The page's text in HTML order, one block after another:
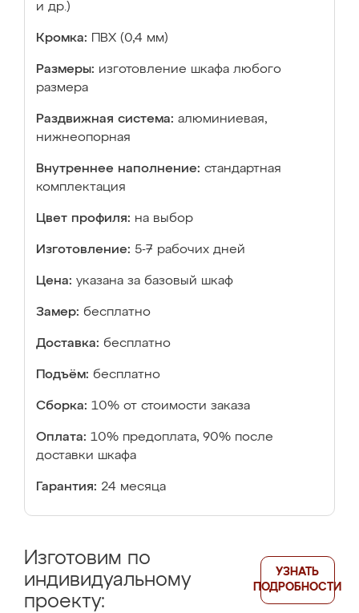
и др.)
Кромка: ПВХ (0,4 мм)
Размеры: изготовление шкафа любого
размера
Раздвижная система: алюминиевая,
нижнеопорная
Внутреннее наполнение: стандартная
комплектация
Цвет профиля: на выбор
Изготовление: 5-7 рабочих дней
Цена: указана за базовый шкаф
Замер: бесплатно
Доставка: бесплатно
Подъём: бесплатно
Сборка: 10% от стоимости заказа
Оплата: 10% предоплата, 90% после
доставки шкафа
Гарантия: 24 месяца
Изготовим по
индивидуальному
проекту:
УЗНАТЬ
ПОДРОБНОСТИ